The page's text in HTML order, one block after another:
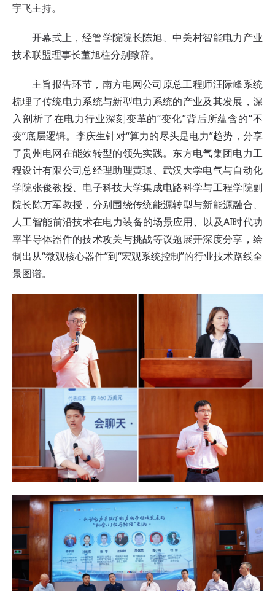
宇飞主持。
开幕式上，经管学院院长陈旭、中关村智能电力产业
技术联盟理事长董旭柱分别致辞。
主旨报告环节，南方电网公司原总工程师汪际峰系统
梳理了传统电力系统与新型电力系统的产业及其发展，深
入剖析了在电力行业深刻变革的“变化”背后所蕴含的“不
变”底层逻辑。 李庆生针对“算力的尽头是电力”趋势，分享
了贵州电网在能效转型的领先实践。 东方电气集团电力工
程设计有限公司总经理助理黄璟、武汉大学电气与自动化
学院张俊教授、电子科技大学集成电路科学与工程学院副
院长陈万军教授，分别围绕传统能源转型与新能源融合、
人工智能前沿技术在电力装备的场景应用、以及AI时代功
率半导体器件的技术攻关与挑战等议题展开深度分享，绘
制出从“微观核心器件”到“宏观系统控制”的行业技术路线全
景图谱。